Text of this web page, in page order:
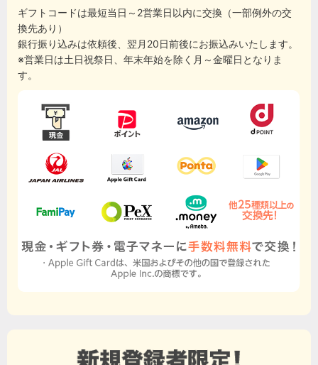
ギフトコードは最短当日～2営業日以内に交換（一部例外の交
換先あり）
銀行振り込みは依頼後、翌月20日前後にお振込みいたします。
※営業日は土日祝祭日、年末年始を除く月～金曜日となりま
す。